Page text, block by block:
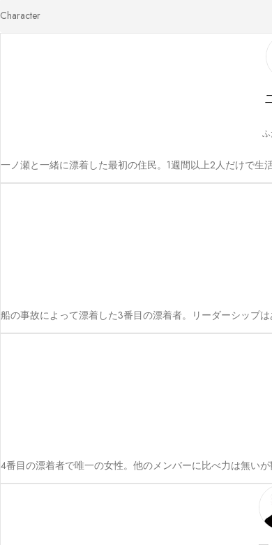
Character
一ノ瀬と一緒に漂着した最初の住民。1週間以上2人だけで生
船の事故によって漂着した3番目の漂着者。リーダーシップ
4番目の漂着者で唯一の女性。他のメンバーに比べ力は無い